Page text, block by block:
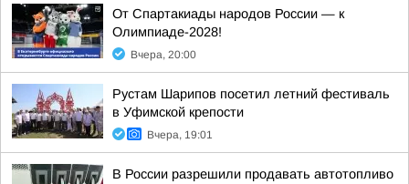
От Спартакиады народов России — к
Олимпиаде-2028!
Вчера, 20:00
Рустам Шарипов посетил летний фестиваль
в Уфимской крепости
Вчера, 19:01
В России разрешили продавать автотопливо